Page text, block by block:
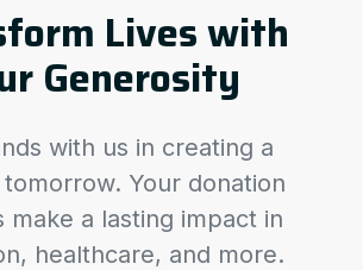
Lives with
Generosity
with us in creating a
Your donation
make a lasting impact in
healthcare, and more.